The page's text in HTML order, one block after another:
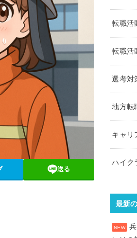
送る
転職活
転職活
選考対
地方転
キャリ
ハイク
最新